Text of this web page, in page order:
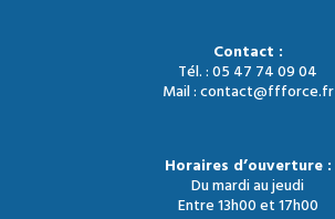
Contact :
Tél. : 05 47 74 09 04
Mail : contact@ffforce.fr
Horaires d’ouverture :
Du mardi au jeudi
Entre 13h00 et 17h00